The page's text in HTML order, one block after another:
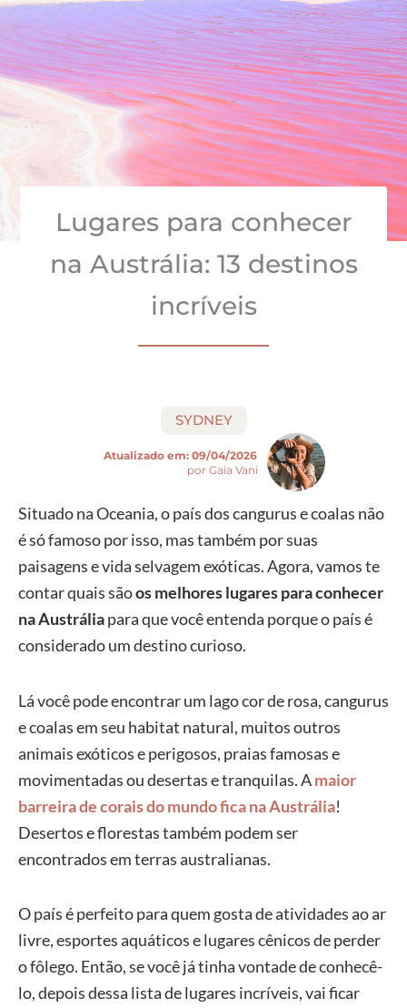
Lugares para conhecer
na Austrália: 13 destinos
incríveis
SYDNEY
Atualizado em: 09/04/2026
por Gaia Vani
Situado na Oceania, o país dos cangurus e coalas não
é só famoso por isso, mas também por suas
paisagens e vida selvagem exóticas. Agora, vamos te
contar quais sãoos melhores lugares para conhecer
na Austráliapara que você entenda porque o país é
considerado um destino curioso.
Lá você pode encontrar um lago cor de rosa, cangurus
e coalas em seu habitat natural, muitos outros
animais exóticos e perigosos, praias famosas e
movimentadas ou desertas e tranquilas. Amaior
barreira de corais do mundo fica na Austrália!
Desertos e florestas também podem ser
encontrados em terras australianas.
O país é perfeito para quem gosta de atividades ao ar
livre, esportes aquáticos e lugares cênicos de perder
o fôlego. Então, se você já tinha vontade de conhecê-
lo, depois dessa lista de lugares incríveis, vai ficar